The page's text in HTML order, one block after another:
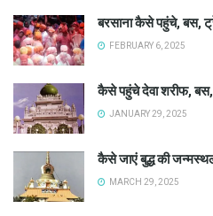
बरसाना कैसे पहुंचे, बस,
FEBRUARY 6, 2025
कैसे पहुंचे देवा शरीफ,
JANUARY 29, 2025
कैसे जाएं बुद्ध की
MARCH 29, 2025